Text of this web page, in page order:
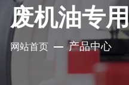
集团化国有控股公司
废机油专
网站首页 产品中心